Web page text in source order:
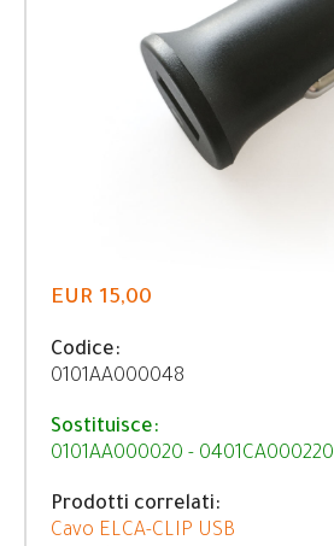
EUR 15,00
Codice:
0101AA000048
Sostituisce:
0101AA000020 - 0401CA000220
Prodotti correlati:
Cavo ELCA-CLIP USB